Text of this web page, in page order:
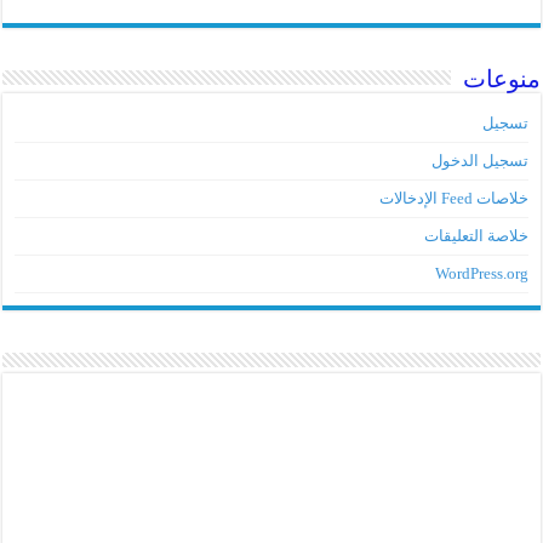
منوعات
تسجيل
تسجيل الدخول
خلاصات Feed الإدخالات
خلاصة التعليقات
WordPress.org